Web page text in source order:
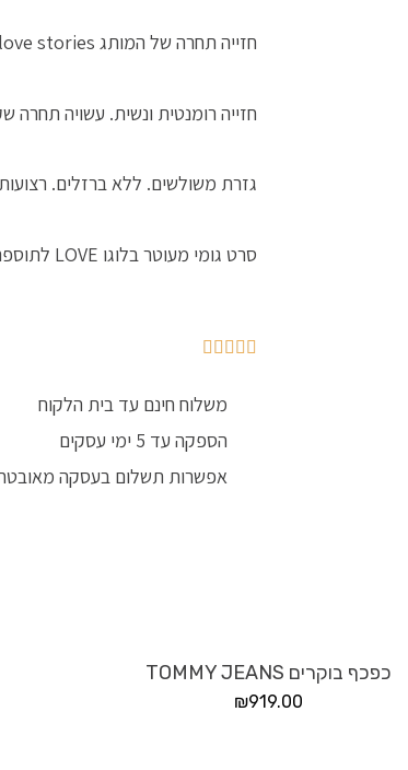
חזייה תחרה של המותג love stories
חזייה רומנטית ונשית. עשויה תחרה
גזרת משולשים. ללא ברזלים.
סרט גומי מעוטר בלוגו LOVE לתוספת טאצ" מוצרים מקורים של המוג .
משלוח חינם עד בית הלקוח
הספקה עד 5 ימי עסקים
אפשרות תשלום בעסקה
כפכף בוקרים TOMMY JEANS
₪919.00